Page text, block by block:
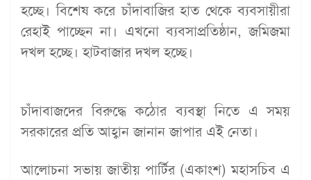
হচ্ছে। বিশেষ করে চাঁদাবাজির হাত থেকে ব্যবসায়ীরা
রেহাই পাচ্ছেন না। এখনো ব্যবসাপ্রতিষ্ঠান, জমিজমা
দখল হচ্ছে। হাটবাজার দখল হচ্ছে।
চাঁদাবাজদের বিরুদ্ধে কঠোর ব্যবস্থা নিতে এ সময়
সরকারের প্রতি আহ্বান জানান জাপার এই নেতা।
আলোচনা সভায় জাতীয় পার্টির (একাংশ) মহাসচিব এ